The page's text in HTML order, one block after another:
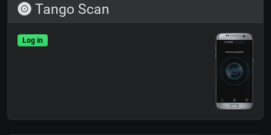
Tango Scan
Log in